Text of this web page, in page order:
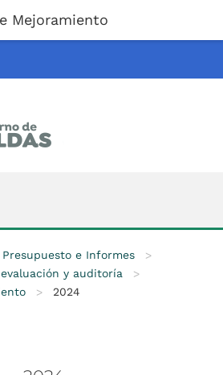
de Caldas
Mejoramiento
e Informes
>
y auditoría
>
> 2024